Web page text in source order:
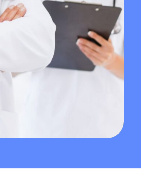
почте или
каких клиниках